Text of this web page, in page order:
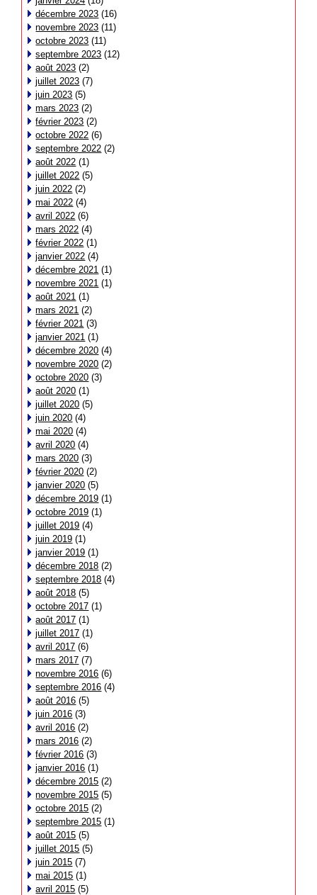
décembre 2023 (16)
novembre 2023 (11)
octobre 2023 (11)
septembre 2023 (12)
août 2023 (2)
juillet 2023 (7)
juin 2023 (5)
mars 2023 (2)
février 2023 (2)
octobre 2022 (6)
septembre 2022 (2)
août 2022 (1)
juillet 2022 (5)
juin 2022 (2)
mai 2022 (4)
avril 2022 (6)
mars 2022 (4)
février 2022 (1)
janvier 2022 (4)
décembre 2021 (1)
novembre 2021 (1)
août 2021 (1)
mars 2021 (2)
février 2021 (3)
janvier 2021 (1)
décembre 2020 (4)
novembre 2020 (2)
octobre 2020 (3)
août 2020 (1)
juillet 2020 (5)
juin 2020 (4)
mai 2020 (4)
avril 2020 (4)
mars 2020 (3)
février 2020 (2)
janvier 2020 (5)
décembre 2019 (1)
octobre 2019 (1)
juillet 2019 (4)
juin 2019 (1)
janvier 2019 (1)
décembre 2018 (2)
septembre 2018 (4)
août 2018 (5)
octobre 2017 (1)
août 2017 (1)
juillet 2017 (1)
avril 2017 (6)
mars 2017 (7)
novembre 2016 (6)
septembre 2016 (4)
août 2016 (5)
juin 2016 (3)
avril 2016 (2)
mars 2016 (2)
février 2016 (3)
janvier 2016 (1)
décembre 2015 (2)
novembre 2015 (5)
octobre 2015 (2)
septembre 2015 (1)
août 2015 (5)
juillet 2015 (5)
juin 2015 (7)
mai 2015 (1)
avril 2015 (5)